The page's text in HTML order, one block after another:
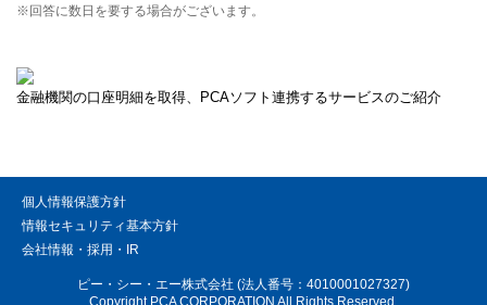
※回答に数日を要する場合がございます。
金融機関の口座明細を取得、PCAソフト連携するサービスのご紹介
個人情報保護方針
情報セキュリティ基本方針
会社情報・採用・IR
ピー・シー・エー株式会社 (法人番号：4010001027327)
Copyright PCA CORPORATION All Rights Reserved.